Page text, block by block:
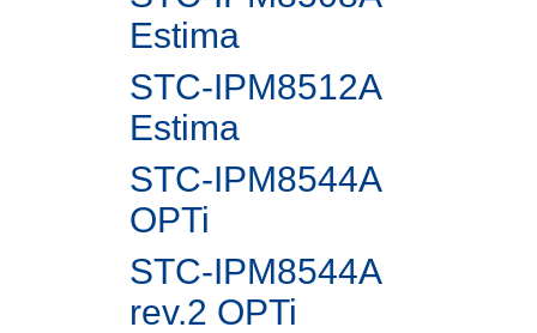
Estima
STC-IPM8512A
Estima
STC-IPM8544A
OPTi
STC-IPM8544A
rev.2 OPTi